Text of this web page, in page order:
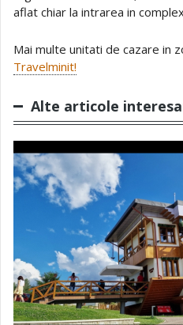
aflat chiar la intrarea in
Mai multe unitati de cazare in
Travelminit!
Alte articole